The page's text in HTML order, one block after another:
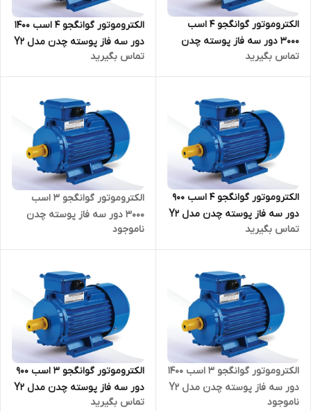
الکتروموتور گوانگجو 4 اسب
3000 دور سه فاز پوسته چدن
مدل Y2 ترمینال بالا
تماس بگیرید
الکتروموتور گوانگجو 4 اسب 1400
دور سه فاز پوسته چدن مدل Y2
ترمینال بالا
تماس بگیرید
الکتروموتور گوانگجو 4 اسب 900
دور سه فاز پوسته چدن مدل Y2
ترمینال بالا
تماس بگیرید
الکتروموتور گوانگجو 3 اسب
3000 دور سه فاز پوسته چدن
مدل Y2 ترمینال بالا
ناموجود
الکتروموتور گوانگجو 3 اسب 1400
دور سه فاز پوسته چدن مدل Y2
ترمینال بالا
ناموجود
الکتروموتور گوانگجو 3 اسب 900
دور سه فاز پوسته چدن مدل Y2
ترمینال بالا
تماس بگیرید